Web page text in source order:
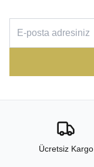
Ücretsiz Kargo